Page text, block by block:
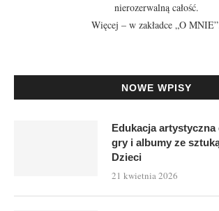
nierozerwalną całość.
Więcej – w zakładce „O MNIE”
NOWE WPISY
Edukacja
gry i albumy ze
Dzieci
21 kwietnia 2026